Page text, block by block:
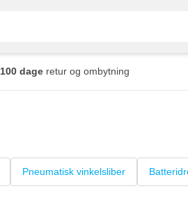
100 dage retur og ombytning
Pneumatisk vinkelsliber